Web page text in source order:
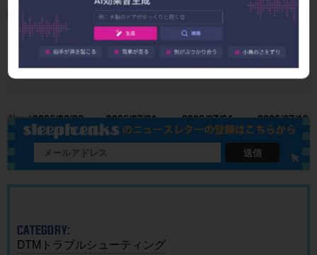
SUNOの
使い方とA
I作曲がわ
に生成AI
を取り入
れる基本
ガイド
New!2026/08/02
【お知ら
せ】J-PO
P歴代ヒッ
析”する公
開収録イ
ベント開
催
2026/07/31
著作権ク
リアなAI
作曲アプ
Grid」｜M
ac・iOSで
単に作
成！
2026/07/24
udio Pro
8.1 リリー
点まとめ
2026/07/19
送信
CATEGORY:
DTMトラブルシューティング